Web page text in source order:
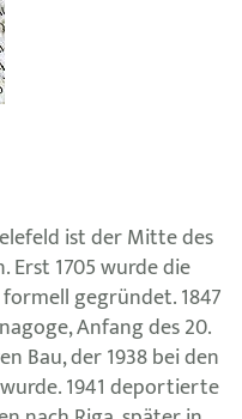
ist der Mitte des
Erst 1705 wurde die
gegründet. 1847
Anfang des 20.
Bau, der 1938 bei den
1941 deportierte